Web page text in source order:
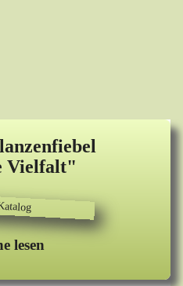
Vielfalt"
lesen